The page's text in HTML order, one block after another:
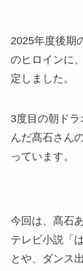
2025年度後期
のヒロインに
定しました。
3度目の朝ド
んだ髙石さん
っています。
今回は、髙石
テレビ小説「
とや、ダンス